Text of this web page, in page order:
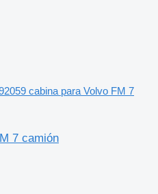
cabina para Volvo FM 7
7 camión